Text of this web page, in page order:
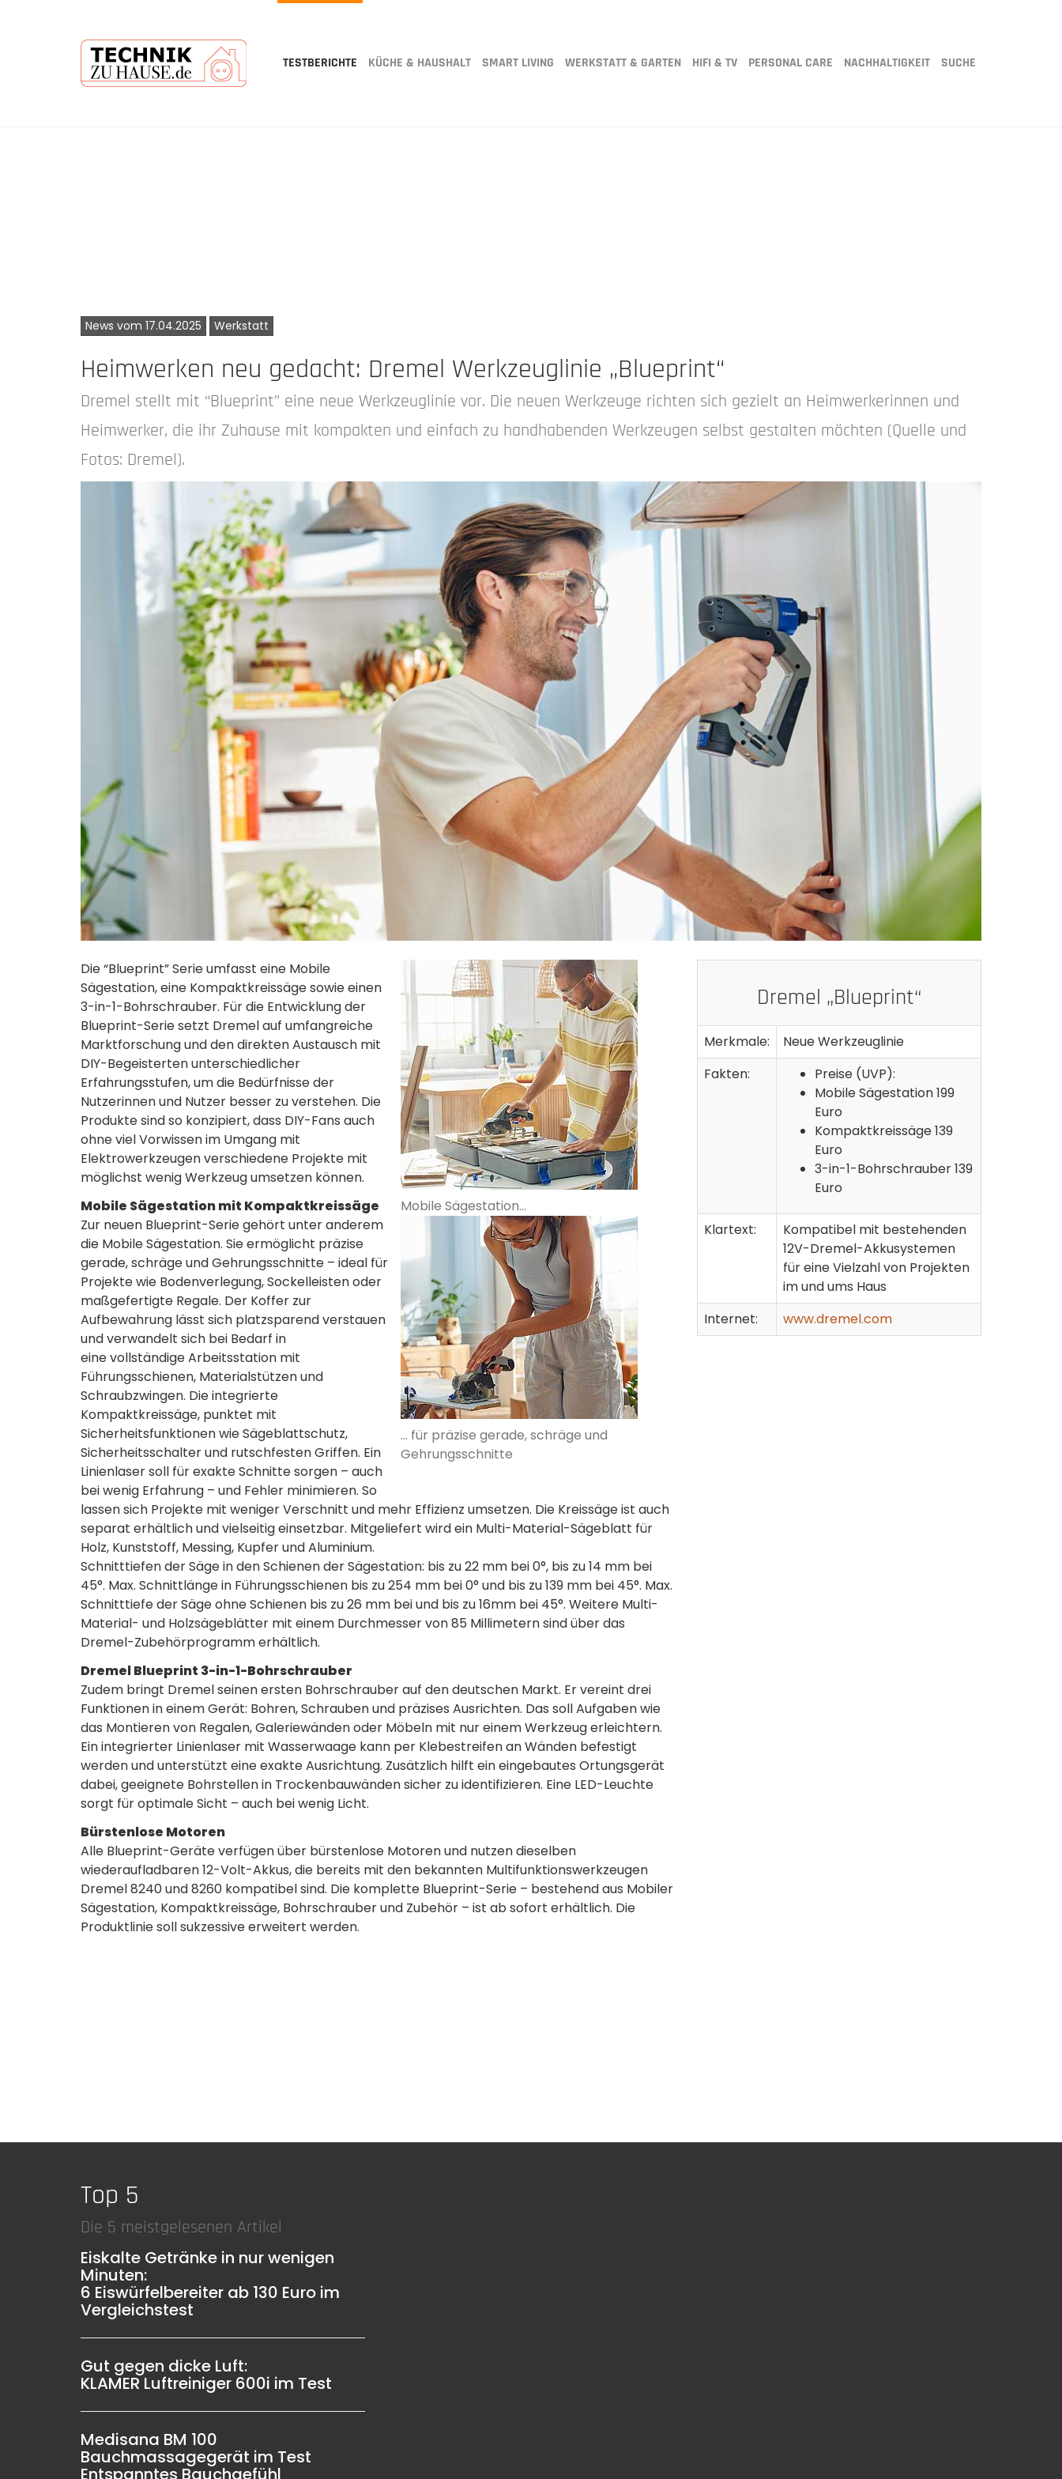
TESTBERICHTE KÜCHE & HAUSHALT SMART LIVING WERKSTATT & GARTEN HIFI & TV PERSONAL CARE NACHHALTIGKEIT SUCHE
News vom 17.04.2025 Werkstatt
Heimwerken neu gedacht: Dremel Werkzeuglinie „Blueprint“
Dremel stellt mit “Blueprint” eine neue Werkzeuglinie vor. Die neuen Werkzeuge richten sich gezielt an Heimwerkerinnen und
Heimwerker, die ihr Zuhause mit kompakten und einfach zu handhabenden Werkzeugen selbst gestalten möchten (Quelle und
Fotos: Dremel).
Mobile Sägestation...
... für präzise gerade, schräge und
Gehrungsschnitte
Die “Blueprint” Serie umfasst eine Mobile
Sägestation, eine Kompaktkreissäge sowie einen
3-in-1-Bohrschrauber. Für die Entwicklung der
Blueprint-Serie setzt Dremel auf umfangreiche
Marktforschung und den direkten Austausch mit
DIY-Begeisterten unterschiedlicher
Erfahrungsstufen, um die Bedürfnisse der
Nutzerinnen und Nutzer besser zu verstehen. Die
Produkte sind so konzipiert, dass DIY-Fans auch
ohne viel Vorwissen im Umgang mit
Elektrowerkzeugen verschiedene Projekte mit
möglichst wenig Werkzeug umsetzen können.
Mobile Sägestation mit Kompaktkreissäge
Zur neuen Blueprint-Serie gehört unter anderem
die Mobile Sägestation. Sie ermöglicht präzise
gerade, schräge und Gehrungsschnitte – ideal für
Projekte wie Bodenverlegung, Sockelleisten oder
maßgefertigte Regale. Der Koffer zur
Aufbewahrung lässt sich platzsparend verstauen
und verwandelt sich bei Bedarf in
eine vollständige Arbeitsstation mit
Führungsschienen, Materialstützen und
Schraubzwingen. Die integrierte
Kompaktkreissäge, punktet mit
Sicherheitsfunktionen wie Sägeblattschutz,
Sicherheitsschalter und rutschfesten Griffen. Ein
Linienlaser soll für exakte Schnitte sorgen – auch
bei wenig Erfahrung – und Fehler minimieren. So
lassen sich Projekte mit weniger Verschnitt und mehr Effizienz umsetzen. Die Kreissäge ist auch
separat erhältlich und vielseitig einsetzbar. Mitgeliefert wird ein Multi-Material-Sägeblatt für
Holz, Kunststoff, Messing, Kupfer und Aluminium.
Schnitttiefen der Säge in den Schienen der Sägestation: bis zu 22 mm bei 0°, bis zu 14 mm bei
45°. Max. Schnittlänge in Führungsschienen bis zu 254 mm bei 0° und bis zu 139 mm bei 45°. Max.
Schnitttiefe der Säge ohne Schienen bis zu 26 mm bei und bis zu 16mm bei 45°. Weitere Multi-
Material- und Holzsägeblätter mit einem Durchmesser von 85 Millimetern sind über das
Dremel-Zubehörprogramm erhältlich.
Dremel Blueprint 3-in-1-Bohrschrauber
Zudem bringt Dremel seinen ersten Bohrschrauber auf den deutschen Markt. Er vereint drei
Funktionen in einem Gerät: Bohren, Schrauben und präzises Ausrichten. Das soll Aufgaben wie
das Montieren von Regalen, Galeriewänden oder Möbeln mit nur einem Werkzeug erleichtern.
Ein integrierter Linienlaser mit Wasserwaage kann per Klebestreifen an Wänden befestigt
werden und unterstützt eine exakte Ausrichtung. Zusätzlich hilft ein eingebautes Ortungsgerät
dabei, geeignete Bohrstellen in Trockenbauwänden sicher zu identifizieren. Eine LED-Leuchte
sorgt für optimale Sicht – auch bei wenig Licht.
Bürstenlose Motoren
Alle Blueprint-Geräte verfügen über bürstenlose Motoren und nutzen dieselben
wiederaufladbaren 12-Volt-Akkus, die bereits mit den bekannten Multifunktionswerkzeugen
Dremel 8240 und 8260 kompatibel sind. Die komplette Blueprint-Serie – bestehend aus Mobiler
Sägestation, Kompaktkreissäge, Bohrschrauber und Zubehör – ist ab sofort erhältlich. Die
Produktlinie soll sukzessive erweitert werden.
Dremel „Blueprint“
Merkmale:
Neue Werkzeuglinie
Fakten:
Preise (UVP):
Mobile Sägestation 199
Euro
Kompaktkreissäge 139
Euro
3-in-1-Bohrschrauber 139
Euro
Klartext:
Kompatibel mit bestehenden
12V-Dremel-Akkusystemen
für eine Vielzahl von Projekten
im und ums Haus
Internet:
www.dremel.com
Top 5
Die 5 meistgelesenen Artikel
Eiskalte Getränke in nur wenigen
Minuten:
6 Eiswürfelbereiter ab 130 Euro im
Vergleichstest
Gut gegen dicke Luft:
KLAMER Luftreiniger 600i im Test
Medisana BM 100
Bauchmassagegerät im Test
Entspanntes Bauchgefühl